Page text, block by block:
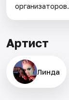
организаторов.
Артист
Линда